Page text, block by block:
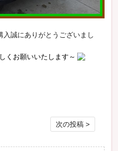
誠にありがとうございまし
くお願いいたします～
次の投稿 >